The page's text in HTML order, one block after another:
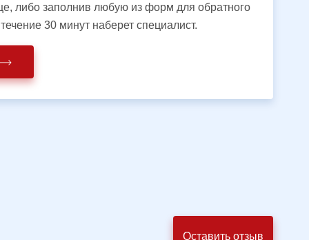
либо заполнив любую из форм для обратного
30 минут наберет специалист.
Оставить отзыв